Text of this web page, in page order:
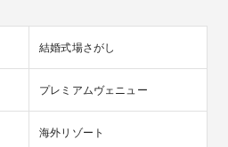
結婚式場さがし
プレミアムヴェニュー
海外リゾート